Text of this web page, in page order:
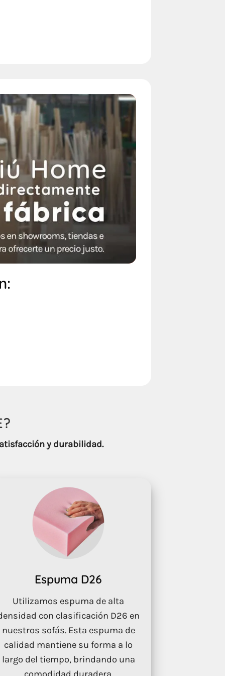
?
y durabilidad.
Espuma D26
Utilizamos espuma de alta
con clasificación D26 en
nuestros sofás. Esta espuma de
calidad mantiene su forma a lo
largo del tiempo, brindando una